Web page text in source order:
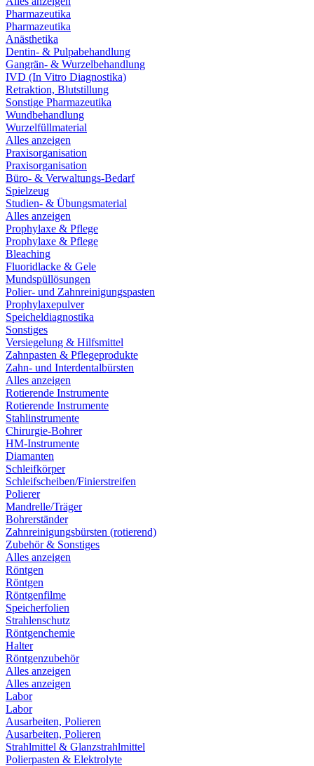
Pharmazeutika
Pharmazeutika
Anästhetika
Dentin- & Pulpabehandlung
Gangrän- & Wurzelbehandlung
IVD (In Vitro Diagnostika)
Retraktion, Blutstillung
Sonstige Pharmazeutika
Wundbehandlung
Wurzelfüllmaterial
Alles anzeigen
Praxisorganisation
Praxisorganisation
Büro- & Verwaltungs-Bedarf
Spielzeug
Studien- & Übungsmaterial
Alles anzeigen
Prophylaxe & Pflege
Prophylaxe & Pflege
Bleaching
Fluoridlacke & Gele
Mundspüllösungen
Polier- und Zahnreinigungspasten
Prophylaxepulver
Speicheldiagnostika
Sonstiges
Versiegelung & Hilfsmittel
Zahnpasten & Pflegeprodukte
Zahn- und Interdentalbürsten
Alles anzeigen
Rotierende Instrumente
Rotierende Instrumente
Stahlinstrumente
Chirurgie-Bohrer
HM-Instrumente
Diamanten
Schleifkörper
Schleifscheiben/Finierstreifen
Polierer
Mandrelle/Träger
Bohrerständer
Zahnreinigungsbürsten (rotierend)
Zubehör & Sonstiges
Alles anzeigen
Röntgen
Röntgen
Röntgenfilme
Speicherfolien
Strahlenschutz
Röntgenchemie
Halter
Röntgenzubehör
Alles anzeigen
Alles anzeigen
Labor
Labor
Ausarbeiten, Polieren
Ausarbeiten, Polieren
Strahlmittel & Glanzstrahlmittel
Polierpasten & Elektrolyte